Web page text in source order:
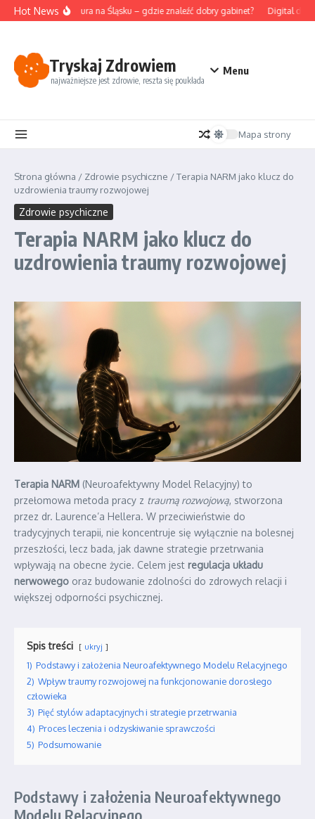
Przejdź do treści
Hot NewsAkupunktura na Śląsku – gdzie znaleźć dobry gabinet? Digital
Tryskaj Zdrowiem
najważniejsze jest zdrowie, reszta się poukłada
Menu
Mapa strony
Strona główna / Zdrowie psychiczne /Terapia NARM jako klucz do
uzdrowienia traumy rozwojowej
Zdrowie psychiczne
Terapia NARM jako klucz do
uzdrowienia traumy rozwojowej
Terapia NARM (Neuroafektywny Model Relacyjny) to
przełomowa metoda pracy z traumą rozwojową, stworzona
przez dr. Laurence’a Hellera. W przeciwieństwie do
tradycyjnych terapii, nie koncentruje się wyłącznie na bolesnej
przeszłości, lecz bada, jak dawne strategie przetrwania
wpływają na obecne życie. Celem jest regulacja układu
nerwowego oraz budowanie zdolności do zdrowych relacji i
większej odporności psychicznej.
Spis treści ukryj
1) Podstawy i założenia Neuroafektywnego Modelu Relacyjnego
2) Wpływ traumy rozwojowej na funkcjonowanie dorosłego
człowieka
3) Pięć stylów adaptacyjnych i strategie przetrwania
4) Proces leczenia i odzyskiwanie sprawczości
5) Podsumowanie
Podstawy i założenia Neuroafektywnego
Modelu Relacyjnego